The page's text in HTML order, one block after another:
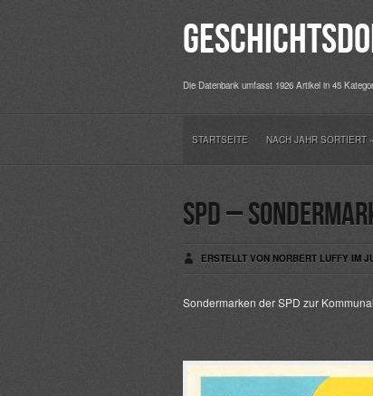
Die Datenbank umfasst 1926 Artikel in 45
STARTSEITE NACH JAHR SORTIERT
SPD –
ERSTELLT VON NORBERT LUFFY IM
Sondermarken der SPD zur